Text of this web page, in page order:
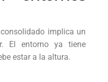
implica un
El entorno ya tiene
estar a la altura.